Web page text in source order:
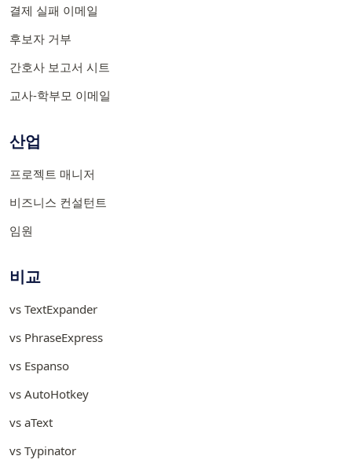
결제 실패 이메일
후보자 거부
간호사 보고서 시트
교사-학부모 이메일
산업
프로젝트 매니저
비즈니스 컨설턴트
임원
비교
vs TextExpander
vs PhraseExpress
vs Espanso
vs AutoHotkey
vs aText
vs Typinator